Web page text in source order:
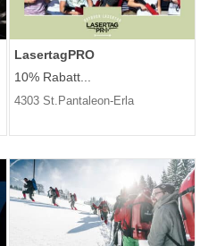
LasertagPRO
10% Rabatt...
4303 St.Pantaleon-Erla